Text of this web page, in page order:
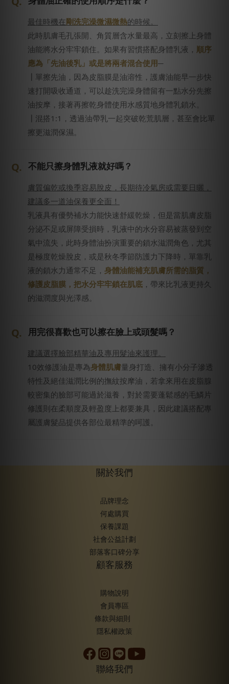
最佳時機在剛洗完澡微濕微熱的時候。
此時肌膚毛孔張開、角質層含水量最高，立刻擦上身體
油能將水分牢牢鎖住。如果有習慣搭配身體乳液， 順序
應為「先油後乳」或是將兩者混合使用─
┃單擦先油，因為皮脂膜是油溶性，護膚油能早一步快
速打開吸收通道，可以趁洗完澡身體留有一點水分先擦
油按摩，接著再擦乾身體使用水感質地身體乳鎖水。
┃混搭1:1，透過油帶乳一起突破乾荒肌層，甚至會比單
擦更滋潤保濕。
不能只擦身體乳液就好嗎？
膚質偏乾或換季容易脫皮，長期待冷氣房或需要日曬，
建議多一道油保養更全面！
乳液具有優勢補水力能快速舒緩乾燥，但是當肌膚皮脂
分泌不足或屏障受損時，乳液中的水分容易被蒸發到空
氣中流失，此時身體油扮演重要的鎖水滋潤角色，尤其
是極度乾燥脫皮，或是秋冬季節防護力下降時，單靠乳
液的鎖水力通常不足， 身體油能補充肌膚所需的脂質，
修護皮脂膜，把水分牢牢鎖在肌底 ，帶來比乳液更持久
的滋潤度與光澤感。
用完很喜歡也可以擦在臉上或頭髮嗎？
建議選擇臉部精華油及專用髮油來護理。
10效修護油是專為身體肌膚量身打造、擁有小分子滲透
特性及絕佳滋潤比例的撫紋按摩油，若拿來用在皮脂腺
較密集的臉部可能過於滋養，對於需要蓬鬆感的毛鱗片
修護則在柔順度及輕盈度上都要兼具，因此建議搭配專
屬護膚髮品提供各部位最精準的呵護。
關於我們
品牌理念
何處購買
保養課題
社會公益計劃
部落客口碑分享
顧客服務
購物說明
會員專區
條款與細則
隱私權政策
聯絡我們